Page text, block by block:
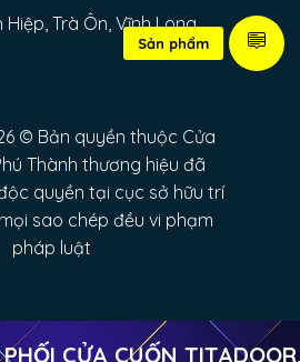
Trà Ôn, Vĩnh Long
© Bản quyền thuộc Cửa
Thành thương hiệu đã
quyền tại cục sở hữu trí
sao chép đều vi phạm
pháp luật
CỬA CUỐN TITADOOR,
Sản phẩm
Cửa Cuốn HƯNG PHÚ THÀNH